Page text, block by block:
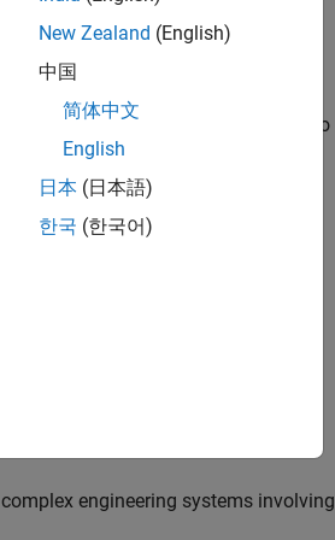
and Artifactory/GitLab Packages to
Based Design
engineering systems involving
New Zealand (English)
中国
简体中文
English
日本 (日本語)
한국 (한국어)